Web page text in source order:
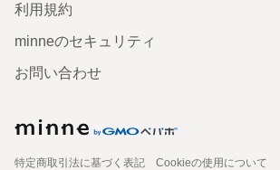
利用規約
minneのセキュリティ
お問い合わせ
特定商取引法に基づく表記
Cookieの使用について